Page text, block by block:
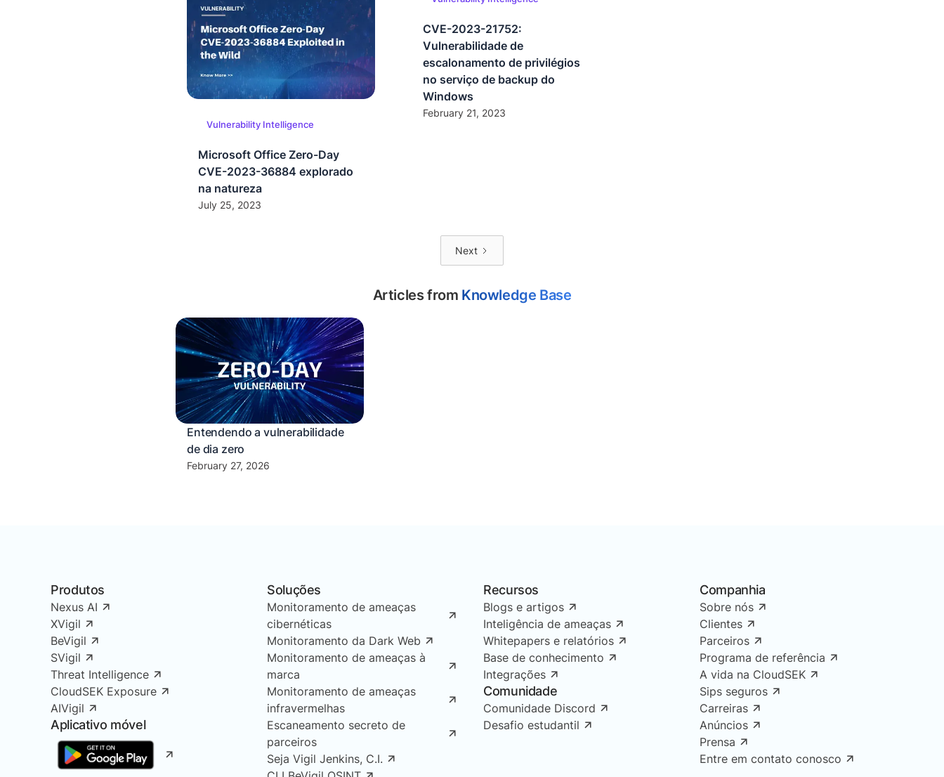
Vulnerability Intelligence
Microsoft Office Zero-Day
CVE-2023-36884 explorado
na natureza
July 25, 2023
CVE-2023-21752:
Vulnerabilidade de
escalonamento de privilégios
no serviço de backup do
Windows
February 21, 2023
Next
Articles from Knowledge Base
Entendendo a vulnerabilidade
de dia zero
February 27, 2026
Produtos
Nexus AI
XVigil
BeVigil
SVigil
Threat Intelligence
CloudSEK Exposure
AIVigil
Aplicativo móvel
Soluções
Monitoramento de ameaças
cibernéticas
Monitoramento da Dark Web
Monitoramento de ameaças à
marca
Monitoramento de ameaças
infravermelhas
Escaneamento secreto de
parceiros
Seja Vigil Jenkins, C.I.
Recursos
Blogs e artigos
Inteligência de ameaças
Whitepapers e relatórios
Base de conhecimento
Integrações
Comunidade
Comunidade Discord
Desafio estudantil
Companhia
Sobre nós
Clientes
Parceiros
Programa de referência
A vida na CloudSEK
Sips seguros
Carreiras
Anúncios
Prensa
Entre em contato conosco